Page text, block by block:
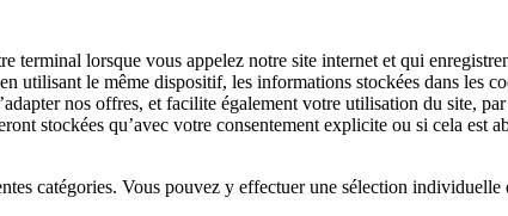
terminal lorsque vous appelez notre site internet et qui
utilisant le même dispositif, les informations stockées dans les
nos offres, et facilite également votre utilisation du site,
stockées qu’avec votre consentement explicite ou si cela
catégories. Vous pouvez y effectuer une sélection